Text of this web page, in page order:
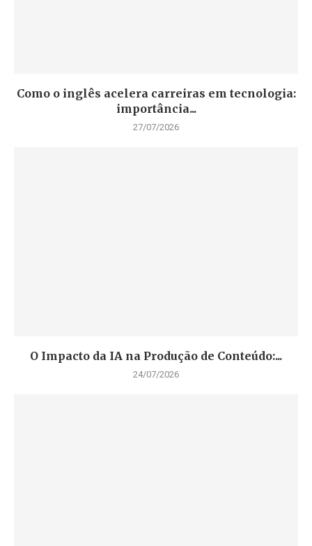
Como o inglês acelera carreiras em tecnologia:
importância...
27/07/2026
O Impacto da IA na Produção de Conteúdo:...
24/07/2026